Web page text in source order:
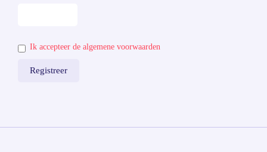
Ik accepteer de algemene voorwaarden